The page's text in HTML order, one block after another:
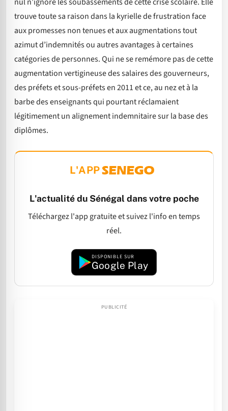
trouve toute sa raison dans la kyrielle de frustration face
aux promesses non tenues et aux augmentations tout
azimut d’indemnités ou autres avantages à certaines
catégories de personnes. Qui ne se remémore pas de cette
augmentation vertigineuse des salaires des gouverneurs,
des préfets et sous-préfets en 2011 et ce, au nez et à la
barbe des enseignants qui pourtant réclamaient
légitimement un alignement indemnitaire sur la base des
diplômes.
L'APP
L'actualité du Sénégal dans votre poche
Téléchargez l'app gratuite et suivez l'info en temps
réel.
DISPONIBLE SUR
Google Play